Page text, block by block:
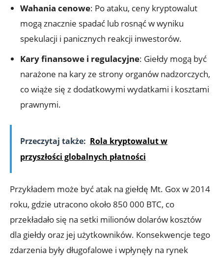
Wahania cenowe: ​Po ataku, ceny kryptowalut
‍mogą⁢ znacznie spadać lub rosnąć w wyniku
spekulacji i panicznych‍ reakcji inwestorów.
Kary finansowe i regulacyjne: Giełdy​ mogą być
⁢narażone‍ na kary ze strony organów‍ nadzorczych,
co wiąże się z dodatkowymi wydatkami i kosztami
prawnymi.
Przeczytaj także: Rola kryptowalut w
przyszłości globalnych płatności
Przykładem ‍może być atak na giełdę Mt. Gox ⁢w 2014
roku, gdzie utracono ​około ‌850 000 BTC, co
przekładało‍ się ‌na setki milionów ⁢dolarów kosztów
dla giełdy oraz jej użytkowników. Konsekwencje tego
zdarzenia były⁢ długofalowe i wpłynęły na ‍rynek